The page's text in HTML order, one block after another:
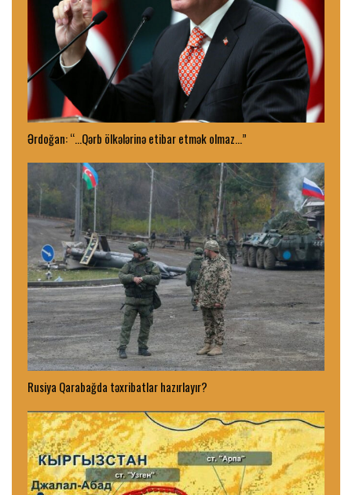
Ərdoğan: “…Qərb ölkələrinə etibar etmək olmaz…”
Rusiya Qarabağda təxribatlar hazırlayır?